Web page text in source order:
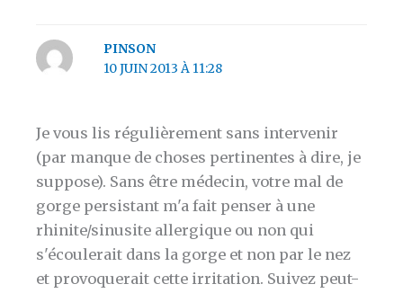
PINSON
10 JUIN 2013 À 11:28
Je vous lis régulièrement sans intervenir
(par manque de choses pertinentes à dire, je
suppose). Sans être médecin, votre mal de
gorge persistant m'a fait penser à une
rhinite/sinusite allergique ou non qui
s'écoulerait dans la gorge et non par le nez
et provoquerait cette irritation. Suivez peut-